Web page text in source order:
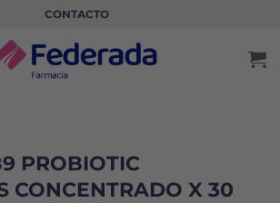
CONTACTO
PROBIOTIC
CONCENTRADO X 30